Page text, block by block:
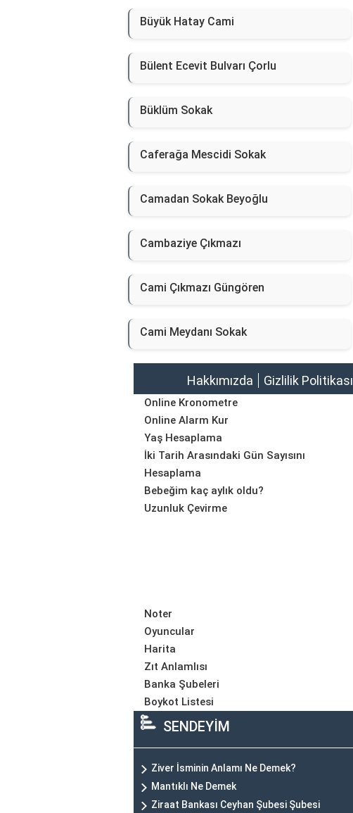
Büyük Hatay Cami
Bülent Ecevit Bulvarı Çorlu
Büklüm Sokak
Caferağa Mescidi Sokak
Camadan Sokak Beyoğlu
Cambaziye Çıkmazı
Cami Çıkmazı Güngören
Cami Meydanı Sokak
Hakkımızda Gizlilik Politikası
Online Kronometre
Online Alarm Kur
Yaş Hesaplama
İki Tarih Arasındaki Gün Sayısını
Hesaplama
Bebeğim kaç aylık oldu?
Uzunluk Çevirme
Noter
Oyuncular
Harita
Zıt Anlamlısı
Banka Şubeleri
Boykot Listesi
SENDEYİM
Ziver İsminin Anlamı Ne Demek?
Mantıklı Ne Demek
Ziraat Bankası Ceyhan Şubesi Şubesi